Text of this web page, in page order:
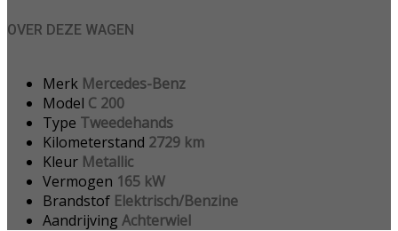
OVER DEZE WAGEN
Merk Mercedes-Benz
Model C 200
Type Tweedehands
Kilometerstand 2729 km
Kleur Metallic
Vermogen 165 kW
Brandstof Elektrisch/Benzine
Aandrijving Achterwiel